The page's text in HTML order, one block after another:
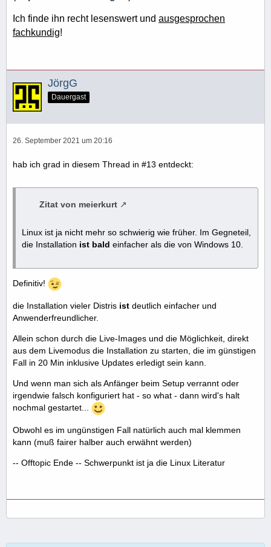
Ich finde ihn recht lesenswert und ausgesprochen
fachkundig!
JörgG
Dauergast
26. September 2021 um 20:16
hab ich grad in diesem Thread in #13 entdeckt:
Zitat von meierkurt
Linux ist ja nicht mehr so schwierig wie früher. Im Gegneteil,
die Installation ist bald einfacher als die von Windows 10.
Definitiv!
die Installation vieler Distris ist deutlich einfacher und
Anwenderfreundlicher.
Allein schon durch die Live-Images und die Möglichkeit, direkt
aus dem Livemodus die Installation zu starten, die im günstigen
Fall in 20 Min inklusive Updates erledigt sein kann.
Und wenn man sich als Anfänger beim Setup verrannt oder
irgendwie falsch konfiguriert hat - so what - dann wird's halt
nochmal gestartet...
Obwohl es im ungünstigen Fall natürlich auch mal klemmen
kann (muß fairer halber auch erwähnt werden)
-- Offtopic Ende -- Schwerpunkt ist ja die Linux Literatur